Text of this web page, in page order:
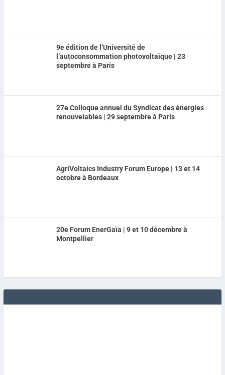
9e édition de l’Université de
l’autoconsommation photovoltaïque | 23
septembre à Paris
27e Colloque annuel du Syndicat des énergies
renouvelables | 29 septembre à Paris
AgriVoltaics Industry Forum Europe | 13 et 14
octobre à Bordeaux
20e Forum EnerGaïa | 9 et 10 décembre à
Montpellier